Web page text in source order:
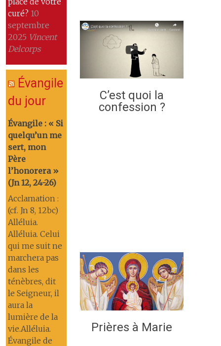
curé? 10
septembre
2025 Vincent
Delcorps
Évangile
du jour
Évangile : « Si
quelqu’un me
sert, mon
Père
l’honorera »
(Jn 12, 24-26)
Acclamation :
(cf. Jn 8, 12bc)
Alléluia.
Alléluia. Celui
qui me suit ne
marchera pas
dans les
ténèbres, dit
le Seigneur, il
aura la
lumière de la
vie.Alléluia.
Évangile de
C’est quoi la
confession ?
Prières à Marie